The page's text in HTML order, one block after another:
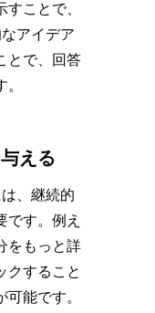
ことで、
アイデア
とで、回答
える
、継続的
です。例え
をもっと詳
クすること
能です。